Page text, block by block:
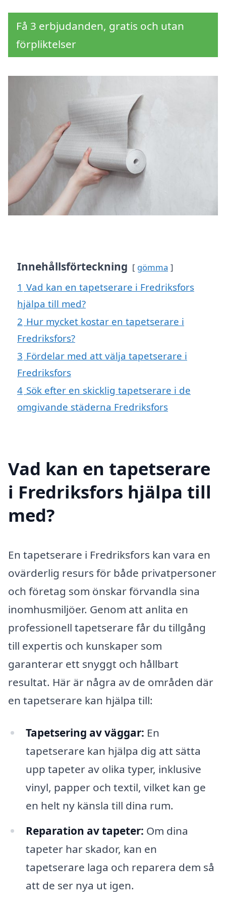
Få 3 erbjudanden, gratis och utan
förpliktelser
Innehållsförteckning gömma
1 Vad kan en tapetserare i Fredriksfors
hjälpa till med?
2 Hur mycket kostar en tapetserare i
Fredriksfors?
3 Fördelar med att välja tapetserare i
Fredriksfors
4 Sök efter en skicklig tapetserare i de
omgivande städerna Fredriksfors
Vad kan en tapetserare
i Fredriksfors hjälpa till
med?
En tapetserare i Fredriksfors kan vara en
ovärderlig resurs för både privatpersoner
och företag som önskar förvandla sina
inomhusmiljöer. Genom att anlita en
professionell tapetserare får du tillgång
till expertis och kunskaper som
garanterar ett snyggt och hållbart
resultat. Här är några av de områden där
en tapetserare kan hjälpa till:
Tapetsering av väggar: En
tapetserare kan hjälpa dig att sätta
upp tapeter av olika typer, inklusive
vinyl, papper och textil, vilket kan ge
en helt ny känsla till dina rum.
Reparation av tapeter: Om dina
tapeter har skador, kan en
tapetserare laga och reparera dem så
att de ser nya ut igen.